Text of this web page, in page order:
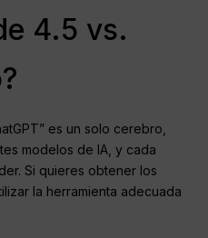
4.5 vs.
es un solo cerebro,
modelos de IA, y cada
Si quieres obtener los
la herramienta adecuada